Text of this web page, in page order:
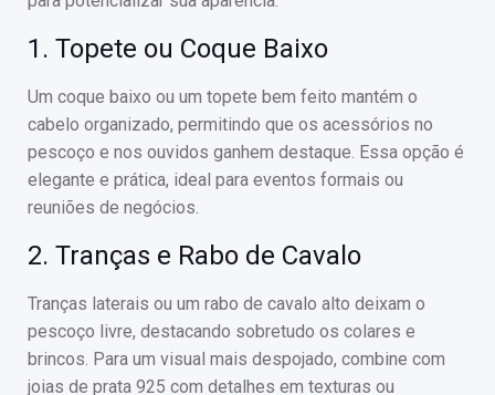
1. Topete ou Coque Baixo
Um coque baixo ou um topete bem feito mantém o
cabelo organizado, permitindo que os acessórios no
pescoço e nos ouvidos ganhem destaque. Essa opção é
elegante e prática, ideal para eventos formais ou
reuniões de negócios.
2. Tranças e Rabo de Cavalo
Tranças laterais ou um rabo de cavalo alto deixam o
pescoço livre, destacando sobretudo os colares e
brincos. Para um visual mais despojado, combine com
joias de prata 925 com detalhes em texturas ou